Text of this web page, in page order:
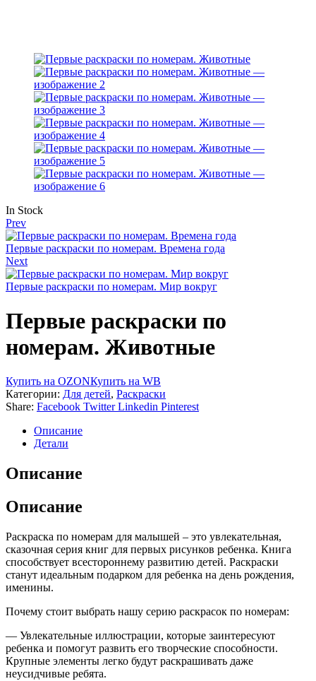
Availability:
In Stock
Prev
Первые раскраски по номерам. Времена года
Next
Первые раскраски по номерам. Мир вокруг
Первые раскраски по
номерам. Животные
Купить на OZONКупить на WB
Категории: Для детей, Раскраски
Share: Facebook Twitter Linkedin Pinterest
Описание
Детали
Описание
Описание
Раскраска по номерам для малышей – это увлекательная,
сказочная серия книг для первых рисунков ребенка. Книга
способствует всестороннему развитию детей. Раскраски
станут идеальным подарком для ребенка на день рождения,
именины.
Почему стоит выбрать нашу серию раскрасок по номерам:
— Увлекательные иллюстрации, которые заинтересуют
ребенка и помогут развить его творческие способности.
Крупные элементы легко будут раскрашивать даже
неусидчивые ребята.